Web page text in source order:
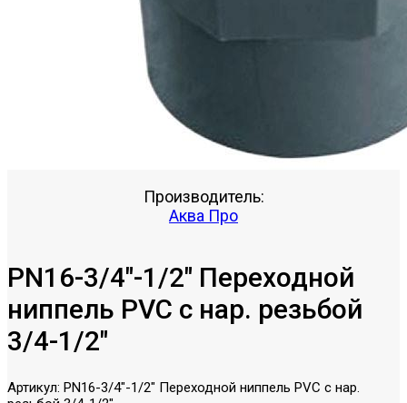
Производитель:
Аква Про
PN16-3/4"-1/2" Переходной
ниппель PVC c нар. резьбой
3/4-1/2"
Артикул: PN16-3/4"-1/2" Переходной ниппель PVC c нар.